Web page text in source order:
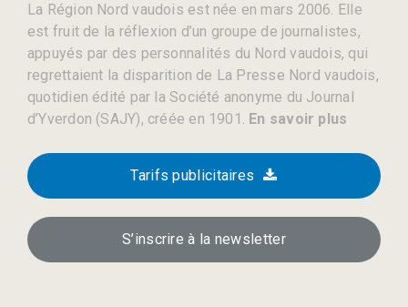
La Région Nord vaudois est née en mars 2006. Elle
est fruit de la réflexion d’un groupe de journalistes,
appuyés par des personnalités du Nord vaudois, qui
regrettaient la disparition de La Presse Nord vaudois,
quotidien édité par la Société anonyme du Journal
d’Yverdon (SAJY), créée en 1901. En savoir plus
Tarifs publicitaires
S’inscrire à la newsletter